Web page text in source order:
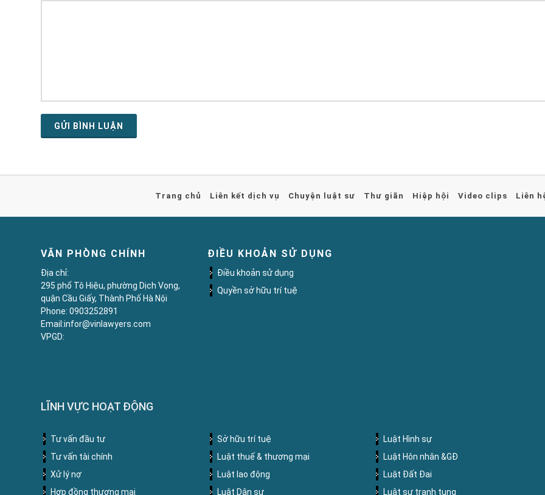
GỬI BÌNH LUẬN
Trang chủ Liên kết dịch vụ Chuyện luật sư Thư giãn Hiệp hội Video clips Liên
VĂN PHÒNG CHÍNH
Địa chỉ:
295 phố Tô Hiệu, phường Dịch Vọng,
quận Cầu Giấy, Thành Phố Hà Nội
Phone: 0903252891
Email:infor@vinlawyers.com
VPGD:
ĐIỀU KHOẢN SỬ DỤNG
Điều khoản sử dụng
Quyền sở hữu trí tuệ
LĨNH VỰC HOẠT ĐỘNG
Tư vấn đầu tư
Tư vấn tài chính
Xử lý nợ
Hợp đồng thương mại
Sở hữu trí tuệ
Luật thuế & thương mại
Luật lao động
Luật Dân sự
Luật Hình sự
Luật Hôn nhân &GĐ
Luật Đất Đai
Luật sư tranh tụng